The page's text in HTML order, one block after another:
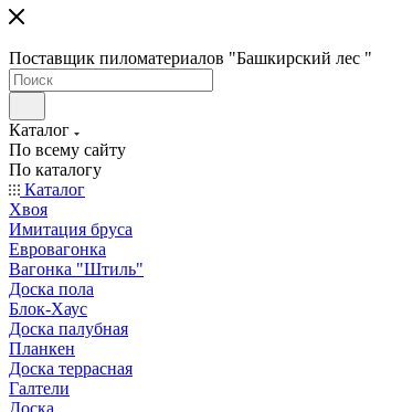
Поставщик пиломатериалов "Башкирский лес "
Каталог
По всему сайту
По каталогу
Каталог
Хвоя
Имитация бруса
Евровагонка
Вагонка "Штиль"
Доска пола
Блок-Хаус
Доска палубная
Планкен
Доска террасная
Галтели
Доска